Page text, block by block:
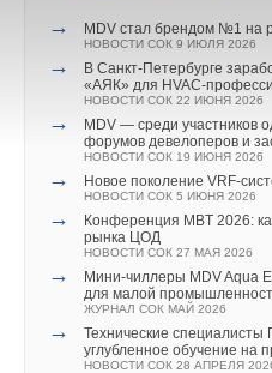
→ MDV стал брендом №1 на
НОВОСТИ СОК 9 ИЮЛЯ 2026
→
В Санкт-Петербурге
«АЯК» для HVAC-
НОВОСТИ СОК 22 ИЮНЯ 2026
→
MDV — среди участников
форумов девелоперов и
НОВОСТИ СОК 19 ИЮНЯ 2026
→ Новое поколение VRF-
НОВОСТИ СОК 5 ИЮНЯ 2026
→
Конференция MBT 2026:
рынка ЦОД
НОВОСТИ СОК 27 МАЯ 2026
→
Мини-чиллеры MDV Aqua
для малой
ЖУРНАЛ СОК МАЙ 2026
→
Технические
углубленное обучение на
НОВОСТИ СОК 28 АПРЕЛЯ